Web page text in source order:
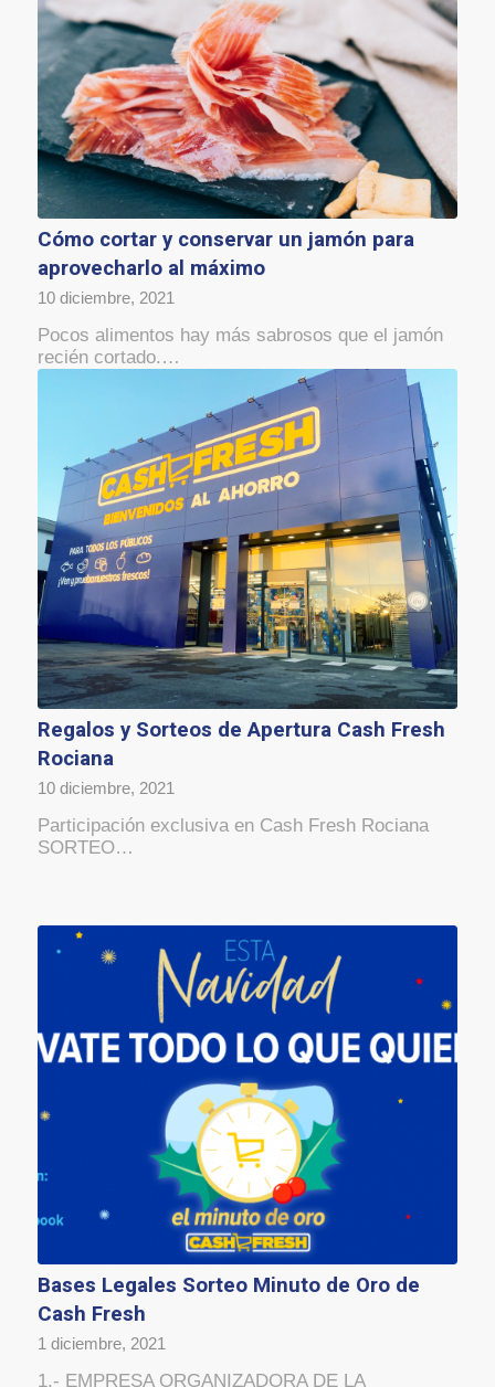
Cómo cortar y conservar un jamón para
aprovecharlo al máximo
10 diciembre, 2021
Pocos alimentos hay más sabrosos que el jamón
recién cortado.…
Regalos y Sorteos de Apertura Cash Fresh
Rociana
10 diciembre, 2021
Participación exclusiva en Cash Fresh Rociana
SORTEO…
Bases Legales Sorteo Minuto de Oro de
Cash Fresh
1 diciembre, 2021
1.- EMPRESA ORGANIZADORA DE LA